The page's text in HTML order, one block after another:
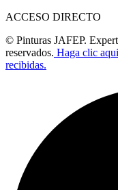
ACCESO DIRECTO
© Pinturas JAFEP.
reservados. Haga clic
recibidas.